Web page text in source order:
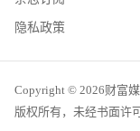
隐私政策
Copyright © 2026财富
版权所有，未经书面许